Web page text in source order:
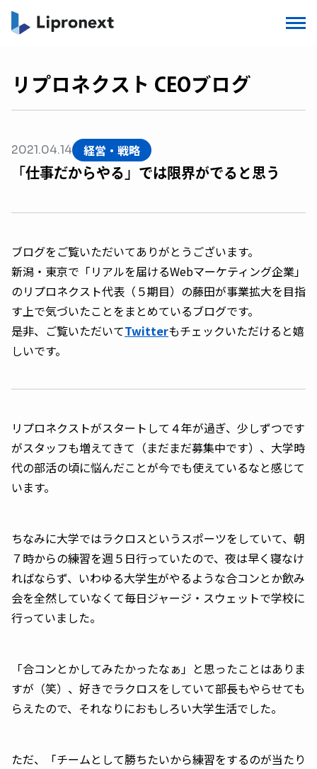
リプロネクスト CEOブログ
2021.04.14 経営・戦略
「仕事だからやる」では限界がでると思う
ブログをご覧いただいてありがとうございます。
新潟・東京で「リアルを届けるWebマーケティング企業」
のリプロネクスト代表（５期目）の藤田が事業拡大を目指
す上で気づいたことをまとめているブログです。
是非、ご覧いただいてTwitterもチェックいただけると嬉
しいです。
リプロネクストがスタートして４年が過ぎ、少しずつです
がスタッフも増えてきて（まだまだ募集中です）、大学時
代の部活の頃に悩んだことが今でも使えているなと感じて
います。
ちなみに大学ではラクロスというスポーツをしていて、朝
７時からの練習を週５日行っていたので、夜は早く寝なけ
ればならず、いわゆる大学生がやるような合コンとか飲み
会を全然していなくて毎日ジャージ・スウェットで学校に
行っていました。
「合コンとかしてみたかったなぁ」と思ったことはありま
すが（笑）、好きでラクロスをしていて部長もやらせても
らえたので、それなりにおもしろい大学生活でした。
ただ、「チームとして勝ちたいから練習をするのが当たり